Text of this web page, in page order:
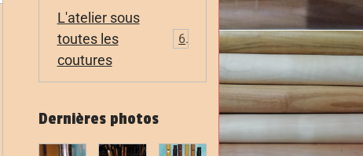
L'atelier sous
toutes les
coutures
6
Dernières photos